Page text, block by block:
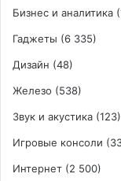
Бизнес и аналитика
Гаджеты (6 335)
Дизайн (48)
Железо (538)
Звук и акустика (123)
Игровые консоли
Интернет (2 500)